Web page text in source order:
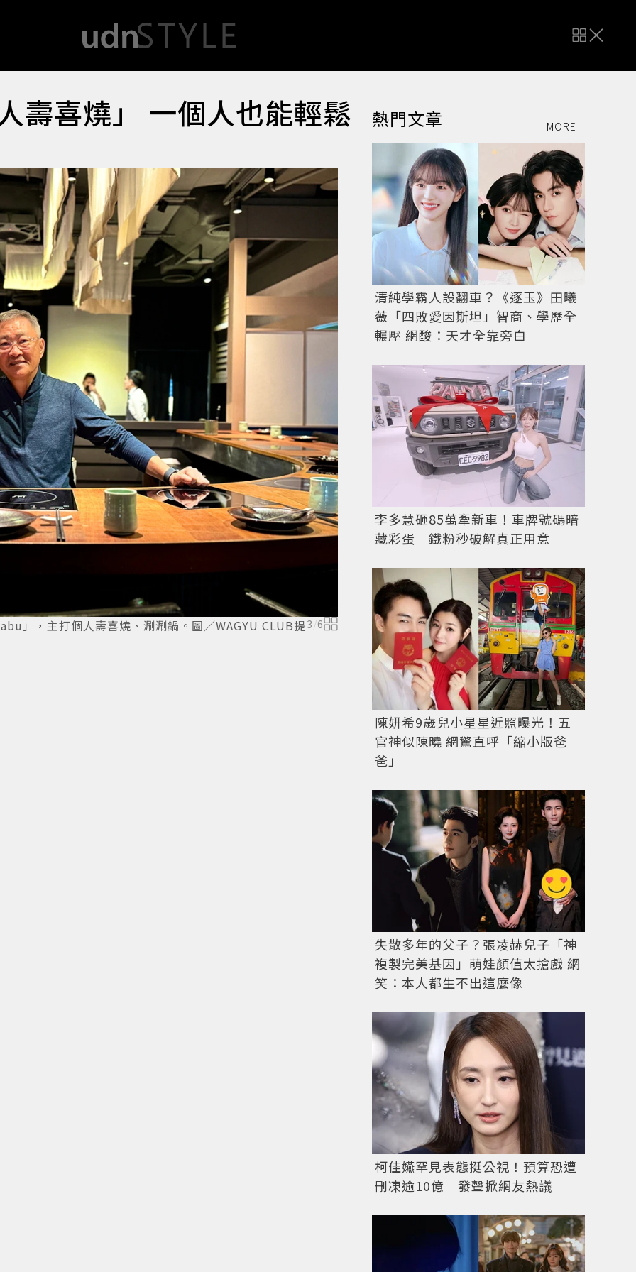
壽喜燒」 一個人也能輕鬆
」，主打個人壽喜燒、涮涮鍋。圖／WAGYU CLUB提 3/6 WAGYU CLUB shabushabu正式進駐新光三越台北信
熱門文章 MORE
清純學霸人設翻車？《逐玉》田曦
薇「四敗愛因斯坦」智商、學歷全
輾壓 網酸：天才全靠旁白
李多慧砸85萬牽新車！車牌號碼暗
藏彩蛋 鐵粉秒破解真正用意
陳妍希9歲兒小星星近照曝光！五
官神似陳曉 網驚直呼「縮小版爸
爸」
失散多年的父子？張凌赫兒子「神
複製完美基因」萌娃顏值太搶戲 網
笑：本人都生不出這麼像
柯佳嬿罕見表態挺公視！預算恐遭
刪凍逾10億 發聲掀網友熱議